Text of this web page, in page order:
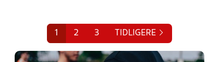
1 2 3 TIDLIGERE